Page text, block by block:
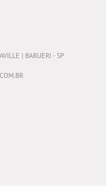
| BARUERI - SP